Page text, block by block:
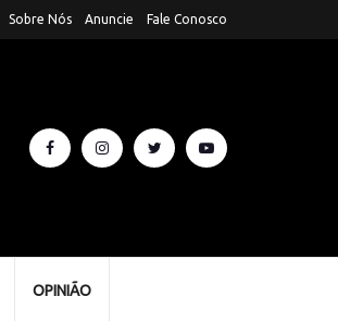
Sobre Nós Anuncie Fale Conosco
OPINIÃO